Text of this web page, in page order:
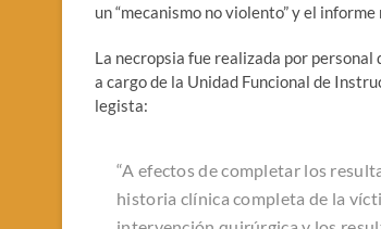
un “mecanismo no violento” y el
La necropsia fue realizada por personal
a cargo de la Unidad Funcional de
legista:
“A efectos de completar los
historia clínica completa de la